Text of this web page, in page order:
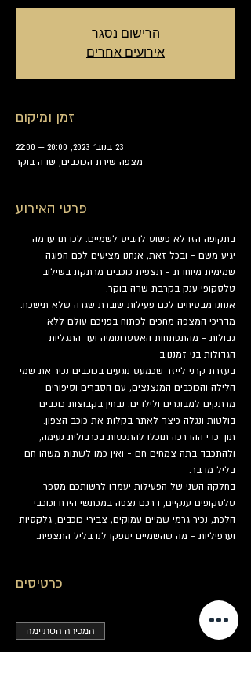
הרישום נסגר
אירועים אחרים
זמן ומיקום
23 בנוב׳ 2023, 20:00 – 22:00
מצפה שירת הכוכבים, שדה בוקר
פרטי האירוע
בתקופה הזו לא פשוט להביט לשמיים. לכו תדעו מה
יגיע משם - ובכל זאת, אנחנו מציעים לכם הפוגה
שמימית מיוחדת - תצפית כוכבים מרתקת בשילוב
טלסקופי ענק בקרבת שדה בוקר.
אנחנו מבטיחים לכם פעילות שוברת שגרה שלא תישכח.
מדריכי המצפה מחכים לפתוח בפניכם עולם ללא
גבולות - מהתפתחות האסטרונומיה ועד התגליות
הגדולות בני זמננו.ב
בעזרת קרני לייזר שכמעט נוגעים בכוכבים נכיר את שמי
הלילה והכוכבים המנצנצים, עם הסברים וסיפורים
מרתקים למבוגרים ולילדים. נבחין בקבוצות כוכבים
בולטות ונגלה כיצד לאתר בקלות את כוכב הצפון.
תוך כדי ההדרכה תוכלו להתכסות בכרבולית נעימה,
ולהתכבד בתה צמחים חם - ואין כמו לשתות משהו חם
בליל מדבר.
בחלקה השני של הפעילות יעמדו לרשותכם מספר
טלסקופים ענקיים, דרכם נצפה במכתשי הירח וכוכבי
הלכת, נכיר גרמי שמיים עמוקים, צבירי כוכבים, גלקסיות
וערפיליות - מה שהשמיים יספקו לנו בליל התצפית.
כרטיסים
המכירה הסתיימה